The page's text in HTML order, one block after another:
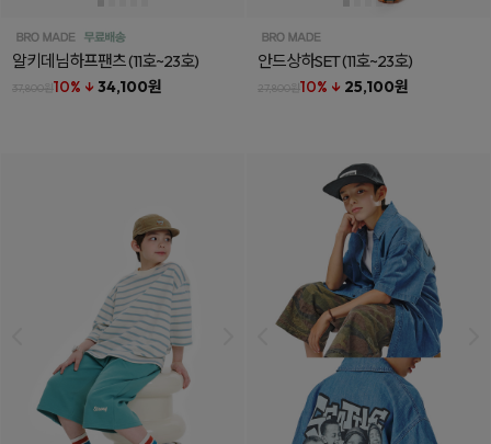
알키데님하프팬츠(11호~23호)
37,800원10% ↓ 34,100원
안드상하SET(11호~23호)
27,800원10% ↓ 25,100원